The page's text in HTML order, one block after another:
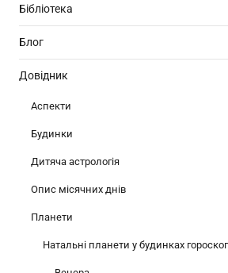
Бібліотека
Блог
Довідник
Аспекти
Будинки
Дитяча астрологія
Опис місячних днів
Планети
Натальні планети у будинках